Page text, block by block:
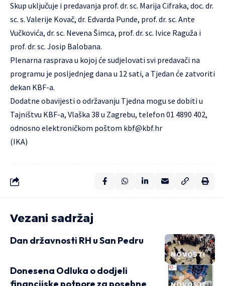
Skup uključuje i predavanja prof. dr. sc. Marija Cifraka, doc. dr.
sc. s. Valerije Kovač, dr. Edvarda Punde, prof. dr. sc. Ante
Vučkovića, dr. sc. Nevena Šimca, prof. dr. sc. Ivice Raguža i
prof. dr. sc. Josip Balobana.
Plenarna rasprava u kojoj će sudjelovati svi predavači na
programu je posljednjeg dana u 12 sati, a Tjedan će zatvoriti
dekan KBF-a.
Dodatne obavijesti o održavanju Tjedna mogu se dobiti u
Tajništvu KBF-a, Vlaška 38 u Zagrebu, telefon 01 4890 402,
odnosno elektroničkom poštom kbf@kbf.hr
(IKA)
Vezani sadržaj
NOVOSTI
Dan državnosti RH u San Pedru
Donesena Odluka o dodjeli